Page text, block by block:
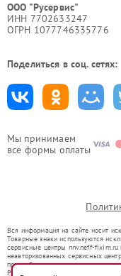
Мы принимаем
все формы оплаты
ООО "Русервис"
ИНН 7702633247
ОГРН 1077746335776
Поделиться в соц. сетях:
Вся информация на сайте носит
Товарные знаки используются
сервисные центры nnv.neff-fixim.ru
неавторизованных сервисных
правообладателями товарных
Ремонт осуществляется для